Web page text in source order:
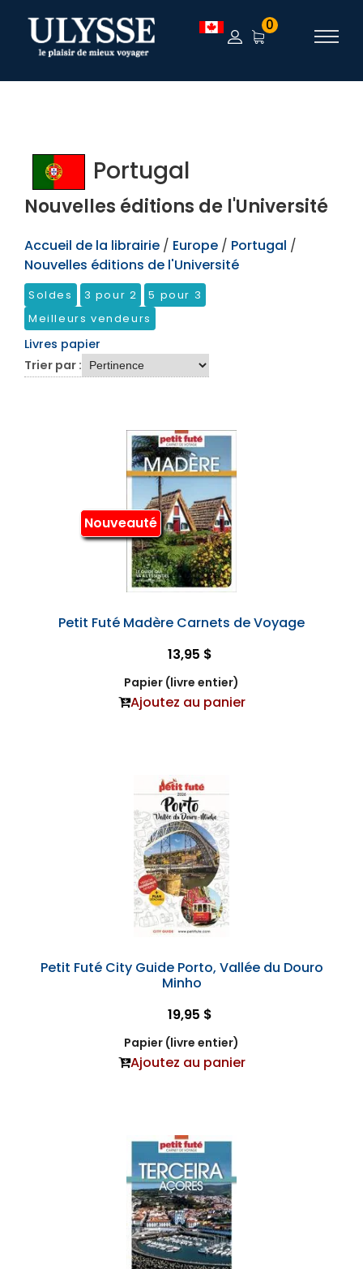
TEST 0
Portugal
Nouvelles éditions de l'Université
Accueil de la librairie / Europe / Portugal /
Nouvelles éditions de l'Université
Soldes 3 pour 2
5 pour 3
Meilleurs vendeurs
Livres papier
Trier par :
Nouveauté
Petit Futé Madère Carnets de Voyage
13,95 $
Papier (livre entier)
Ajoutez au panier
Petit Futé City Guide Porto, Vallée du Douro
Minho
19,95 $
Papier (livre entier)
Ajoutez au panier